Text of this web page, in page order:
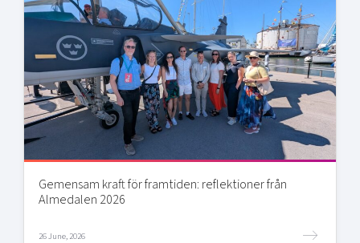
Gemensam kraft för framtiden: reflektioner från
Almedalen 2026
26 June, 2026